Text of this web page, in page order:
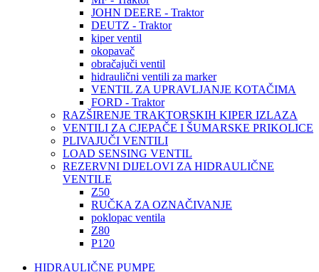
JOHN DEERE - Traktor
DEUTZ - Traktor
kiper ventil
okopavač
obračajuči ventil
hidraulični ventili za marker
VENTIL ZA UPRAVLJANJE KOTAČIMA
FORD - Traktor
RAZŠIRENJE TRAKTORSKIH KIPER IZLAZA
VENTILI ZA CJEPAČE I ŠUMARSKE PRIKOLICE
PLIVAJUČI VENTILI
LOAD SENSING VENTIL
REZERVNI DIJELOVI ZA HIDRAULIČNE
VENTILE
Z50
RUČKA ZA OZNAČIVANJE
poklopac ventila
Z80
P120
HIDRAULIČNE PUMPE